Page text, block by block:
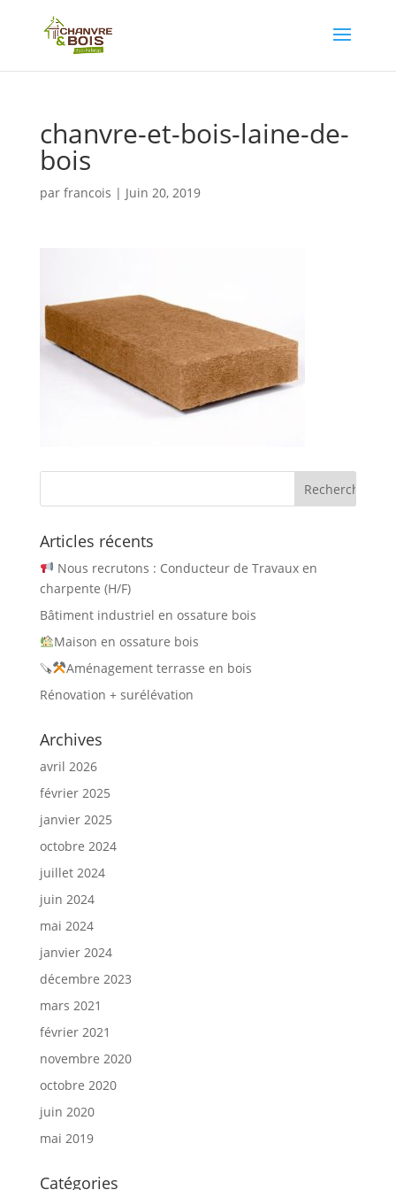
chanvre-et-bois-laine-de-
bois
par francois | Juin 20, 2019
Articles récents
Nous recrutons : Conducteur de Travaux en
charpente (H/F)
Bâtiment industriel en ossature bois
Maison en ossature bois
🪚
Aménagement terrasse en bois
Rénovation + surélévation
Archives
avril 2026
février 2025
janvier 2025
octobre 2024
juillet 2024
juin 2024
mai 2024
janvier 2024
décembre 2023
mars 2021
février 2021
novembre 2020
octobre 2020
juin 2020
mai 2019
Catégories